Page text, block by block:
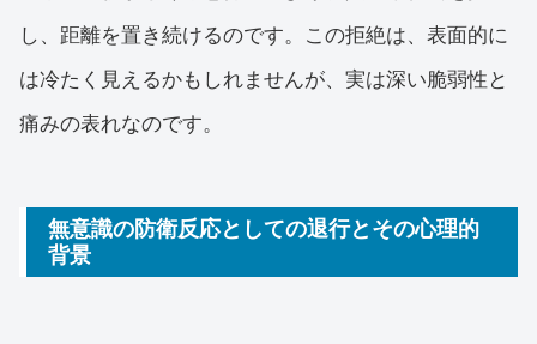
し、距離を置き続けるのです。この拒絶は、表面的に
は冷たく見えるかもしれませんが、実は深い脆弱性と
痛みの表れなのです。
無意識の防衛反応としての退行とその心理的
背景